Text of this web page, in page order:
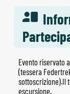
Evento riservato
(tessera
sottoscrizione).Il
escursione.